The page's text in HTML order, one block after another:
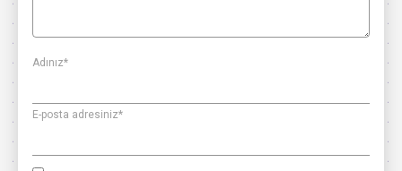
Adınız*
E-posta adresiniz*